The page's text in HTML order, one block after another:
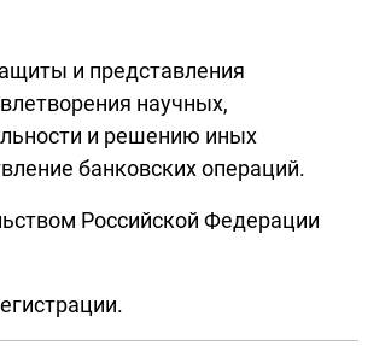
и представления
научных,
и решению иных
банковских операций.
Российской Федерации